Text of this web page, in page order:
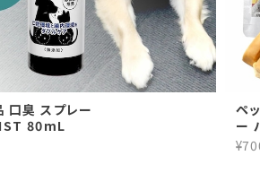
口臭 スプレー
80mL
ペ
ー